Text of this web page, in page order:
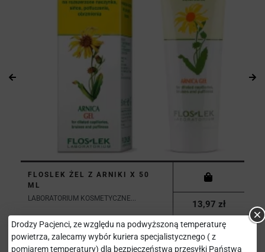
FLOSLEK ŻEL Z ARNIKI X 50
ML
LABORATORIUM KOSMETYCZNE...
13,97 zł
Drodzy Pacjenci, ze względu na podwyższoną temperaturę
powietrza, zalecamy wybór kuriera specjalistycznego ( z
pomiarem temperatury) dla bezpieczeństwa przesyłki Państwa